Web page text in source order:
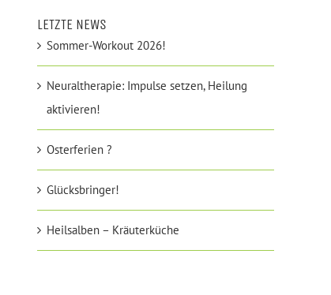
LETZTE NEWS
Sommer-Workout 2026!
Neuraltherapie: Impulse setzen, Heilung
aktivieren!
Osterferien ?
Glücksbringer!
Heilsalben – Kräuterküche